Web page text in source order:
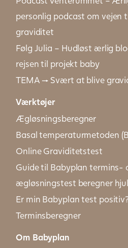
personlig podcast om vejen
graviditet
Følg Julia – Hudløst ærlig
rejsen til projekt baby
TEMA → Svært at blive
Værktøjer
Ægløsningsberegner
Basal temperaturmetoden
Online Graviditetstest
Guide til Babyplan termins-
ægløsningstest beregner hjul
Er min Babyplan test
Terminsberegner
Om Babyplan